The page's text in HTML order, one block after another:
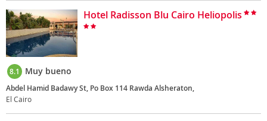
Hotel Radisson Blu Cairo Heliopolis
8.1 Muy bueno
Abdel Hamid Badawy St, Po Box 114 Rawda Alsheraton,
El Cairo